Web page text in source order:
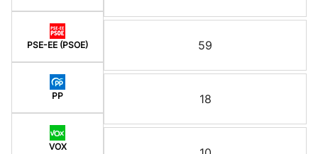
PSE-EE (PSOE)
PP
VOX
59
18